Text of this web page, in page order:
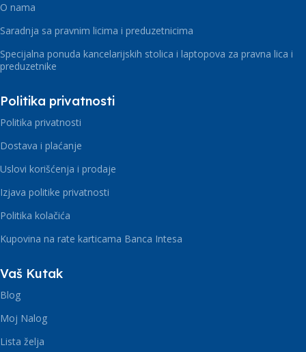
O nama
Saradnja sa pravnim licima i preduzetnicima
Specijalna ponuda kancelarijskih stolica i laptopova za pravna lica i
preduzetnike
Politika privatnosti
Politika privatnosti
Dostava i plaćanje
Uslovi korišćenja i prodaje
Izjava politike privatnosti
Politika kolačića
Kupovina na rate karticama Banca Intesa
Vaš Kutak
Blog
Moj Nalog
Lista želja